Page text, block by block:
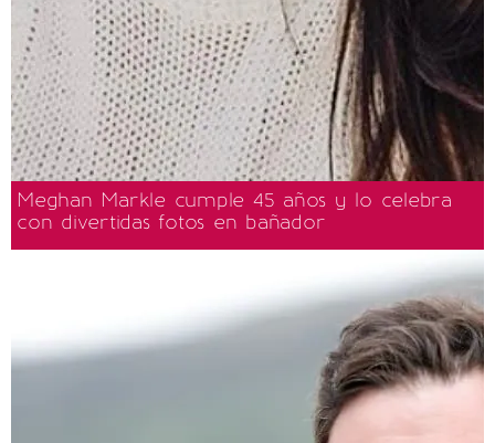
Meghan Markle cumple 45 años y lo celebra
con divertidas fotos en bañador